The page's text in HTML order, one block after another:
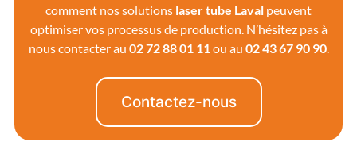
comment nos solutions laser tube Laval peuvent
optimiser vos processus de production. N’hésitez pas à
nous contacter au 02 72 88 01 11ou au 02 43 67 90 90.
Contactez-nous